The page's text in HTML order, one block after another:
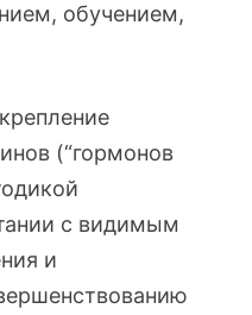
обучением,
(“гормонов
с видимым
и